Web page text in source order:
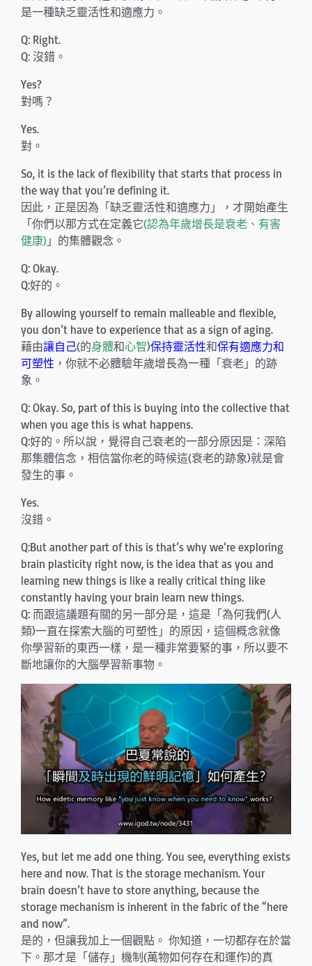
是一種缺乏靈活性和適應力。
Q: Right.
Q: 沒錯。
Yes?
對嗎？
Yes.
對。
So, it is the lack of flexibility that starts that process in
the way that you’re defining it.
因此，正是因為「缺乏靈活性和適應力」，才開始產生
「你們以那方式在定義它(認為年歲增長是衰老、有害
健康) 」的集體觀念。
Q: Okay.
Q:好的。
By allowing yourself to remain malleable and flexible,
you don’t have to experience that as a sign of aging.
藉由讓自己(的身體和心智)保持靈活性和保有適應力和
可塑性 ，你就不必體驗年歲增長為一種「衰老」的跡
象。
Q: Okay. So, part of this is buying into the collective that
when you age this is what happens.
Q:好的。所以說，覺得自己衰老的一部分原因是：深陷
那集體信念，相信當你老的時候這(衰老的跡象)就是會
發生的事。
Yes.
沒錯。
Q:But another part of this is that’s why we’re exploring
brain plasticity right now, is the idea that as you and
learning new things is like a really critical thing like
constantly having your brain learn new things.
Q: 而跟這議題有關的另一部分是，這是「為何我們(人
類)一直在探索大腦的可塑性」的原因，這個概念就像
你學習新的東西一樣，是一種非常要緊的事，所以要不
斷地讓你的大腦學習新事物。
Yes, but let me add one thing. You see, everything exists
here and now. That is the storage mechanism. Your
brain doesn’t have to store anything, because the
storage mechanism is inherent in the fabric of the “here
and now”.
是的，但讓我加上一個觀點。 你知道，一切都存在於當
下。那才是「儲存」機制(萬物如何存在和運作)的真